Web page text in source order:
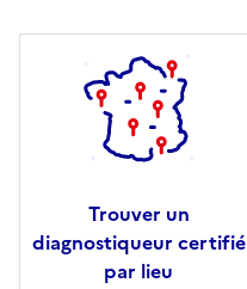
Trouver un
diagnostiqueur certifié
par lieu